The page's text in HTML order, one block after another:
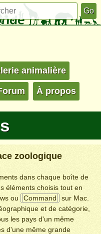
animalière
À propos
zoologique
dans chaque boîte de
éléments choisis tout en
ou Command
sur Mac.
et de catégorie,
les pays d'un même
d'une même grande